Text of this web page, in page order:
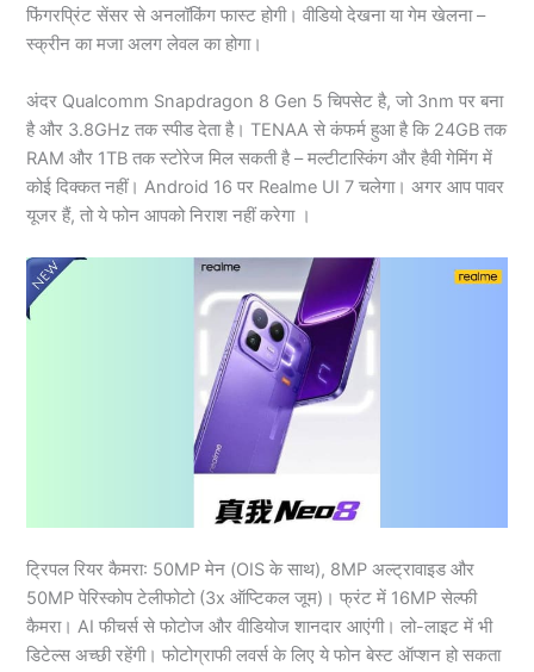
फिंगरप्रिंट सेंसर से अनलॉकिंग फास्ट होगी। वीडियो देखना या गेम खेलना –
स्क्रीन का मजा अलग लेवल का होगा।
अंदर Qualcomm Snapdragon 8 Gen 5 चिपसेट है, जो 3nm पर बना
है और 3.8GHz तक स्पीड देता है। TENAA से कंफर्म हुआ है कि 24GB तक
RAM और 1TB तक स्टोरेज मिल सकती है – मल्टीटास्किंग और हैवी गेमिंग में
कोई दिक्कत नहीं। Android 16 पर Realme UI 7 चलेगा। अगर आप पावर
यूजर हैं, तो ये फोन आपको निराश नहीं करेगा ।
ट्रिपल रियर कैमरा: 50MP मेन (OIS के साथ), 8MP अल्ट्रावाइड और
50MP पेरिस्कोप टेलीफोटो (3x ऑप्टिकल जूम)। फ्रंट में 16MP सेल्फी
कैमरा। AI फीचर्स से फोटोज और वीडियोज शानदार आएंगी। लो-लाइट में भी
डिटेल्स अच्छी रहेंगी। फोटोग्राफी लवर्स के लिए ये फोन बेस्ट ऑप्शन हो सकता